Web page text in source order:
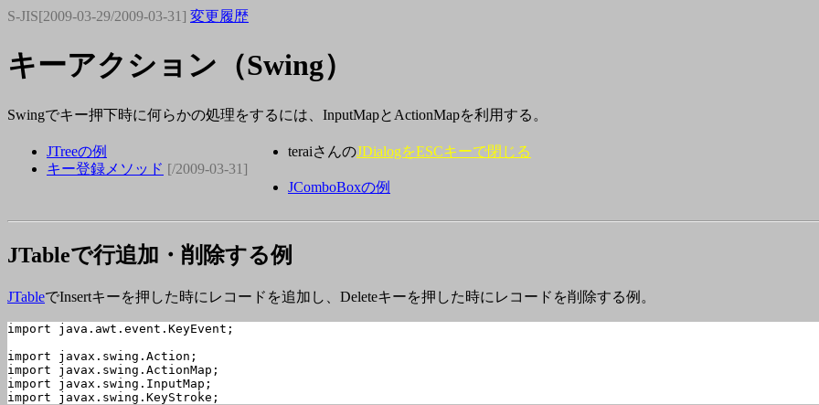
S-JIS[2009-03-29/2009-03-31] 変更履歴
キーアクション（Swing）
Swingでキー押下時に何らかの処理をするには、InputMapとActionMapを利用する。
JTreeの例
キー登録メソッド [/2009-03-31]
teraiさんのJDialogをESCキーで閉じる
JComboBoxの例
JTableで行追加・削除する例
JTableでInsertキーを押した時にレコードを追加し、Deleteキーを押した時にレコードを削除する例。
import java.awt.event.KeyEvent;
import javax.swing.Action;
import javax.swing.ActionMap;
import javax.swing.InputMap;
import javax.swing.KeyStroke;